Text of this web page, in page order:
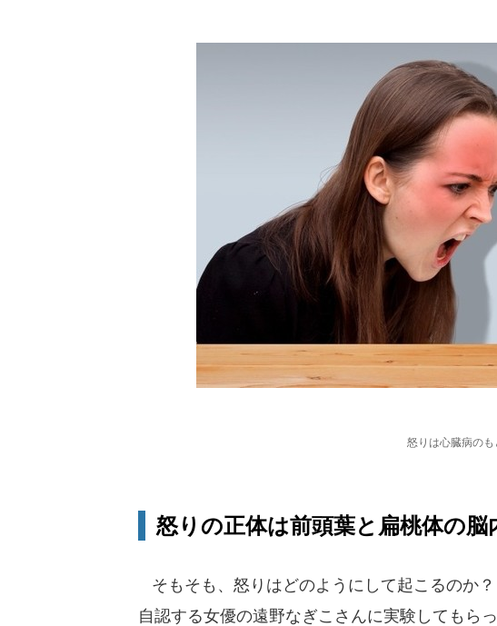
怒りは心臓病のも
怒りの正体は前頭葉と扁桃体の脳
そもそも、怒りはどのようにして起こるのか
自認する女優の遠野なぎこさんに実験してもら